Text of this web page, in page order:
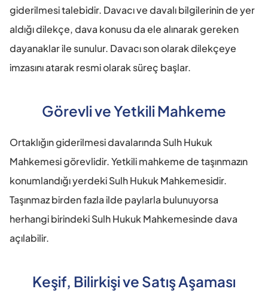
giderilmesi talebidir. Davacı ve davalı bilgilerinin de yer
aldığı dilekçe, dava konusu da ele alınarak gereken
dayanaklar ile sunulur. Davacı son olarak dilekçeye
imzasını atarak resmi olarak süreç başlar.
Görevli ve Yetkili Mahkeme
Ortaklığın giderilmesi davalarında Sulh Hukuk
Mahkemesi görevlidir. Yetkili mahkeme de taşınmazın
konumlandığı yerdeki Sulh Hukuk Mahkemesidir.
Taşınmaz birden fazla ilde paylarla bulunuyorsa
herhangi birindeki Sulh Hukuk Mahkemesinde dava
açılabilir.
Keşif, Bilirkişi ve Satış Aşaması